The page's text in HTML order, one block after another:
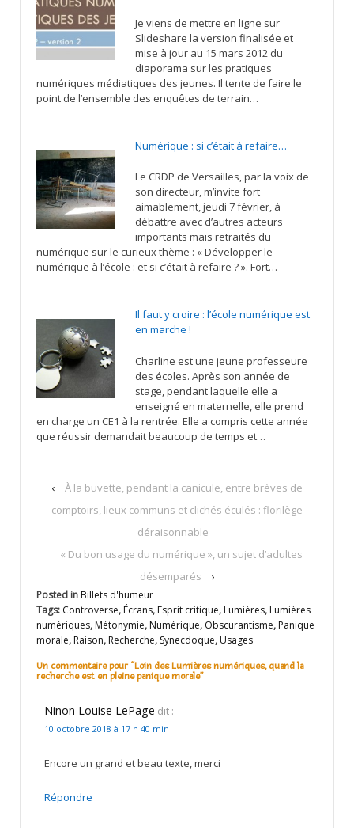
Je viens de mettre en ligne sur
Slideshare la version finalisée et
mise à jour au 15 mars 2012 du
diaporama sur les pratiques
numériques médiatiques des jeunes. Il tente de faire le
point de l’ensemble des enquêtes de terrain…
Numérique : si c’était à refaire…
Le CRDP de Versailles, par la voix de
son directeur, m’invite fort
aimablement, jeudi 7 février, à
débattre avec d’autres acteurs
importants mais retraités du
numérique sur le curieux thème : « Développer le
numérique à l’école : et si c’était à refaire ? ». Fort…
Il faut y croire : l’école numérique est
en marche !
Charline est une jeune professeure
des écoles. Après son année de
stage, pendant laquelle elle a
enseigné en maternelle, elle prend
en charge un CE1 à la rentrée. Elle a compris cette année
que réussir demandait beaucoup de temps et…
‹
À la buvette, pendant la canicule, entre brèves de
comptoirs, lieux communs et clichés éculés : florilège
déraisonnable
« Du bon usage du numérique », un sujet d’adultes
désemparés
›
Posted in Billets d'humeur
Tags: Controverse, Écrans, Esprit critique, Lumières, Lumières
numériques, Métonymie, Numérique, Obscurantisme, Panique
morale, Raison, Recherche, Synecdoque, Usages
Un commentaire pour “Loin des Lumières numériques, quand la
recherche est en pleine panique morale”
Ninon Louise LePage dit :
10 octobre 2018 à 17 h 40 min
Encore un grand et beau texte, merci
Répondre